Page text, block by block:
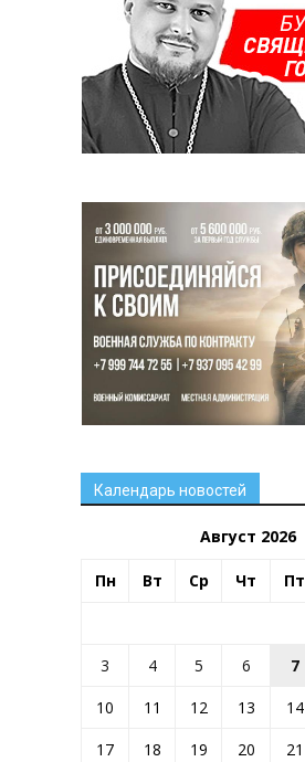
Календарь новостей
Август 2026
Пн Вт Ср Чт Пт
3
4 5 6 7
10
11 12 13 14
17
18 19 20 21